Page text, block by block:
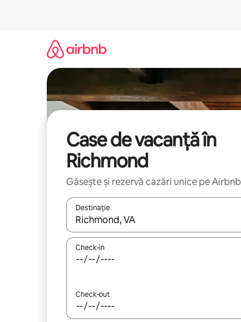
Case de vacanță în
Richmond
Găsește și rezervă cazări unice pe Airbnb
Destinație
Când se încarcă rezultatele, navighează
Check-in
Check-out